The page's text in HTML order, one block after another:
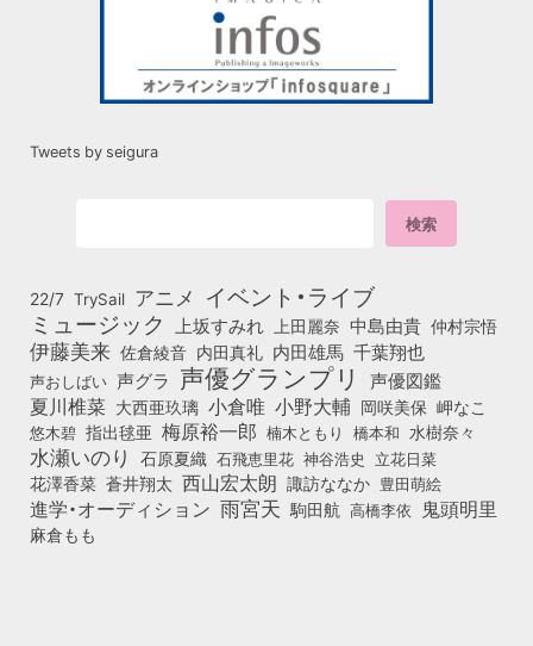
Tweets by seigura
22/7 TrySail アニメ イベント・ライブ
ミュージック 上坂すみれ 上田麗奈 中島由貴 仲村宗悟
伊藤美来 佐倉綾音 内田真礼 内田雄馬 千葉翔也
声おしばい 声グラ 声優グランプリ 声優図鑑
夏川椎菜 大西亜玖璃 小倉唯 小野大輔 岡咲美保 岬なこ
悠木碧 指出毬亜 梅原裕一郎 楠木ともり 橋本和 水樹奈々
水瀬いのり 石原夏織 石飛恵里花 神谷浩史 立花日菜
花澤香菜 蒼井翔太 西山宏太朗 諏訪ななか 豊田萌絵
進学・オーディション 雨宮天 駒田航 高橋李依 鬼頭明里
麻倉もも